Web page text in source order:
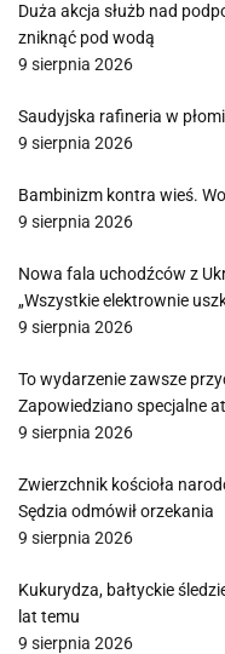
Duża akcja służb nad
zniknąć pod wodą
9 sierpnia 2026
Saudyjska rafineria w
9 sierpnia 2026
Bambinizm kontra wieś.
9 sierpnia 2026
Nowa fala uchodźców z
„Wszystkie elektrownie
9 sierpnia 2026
To wydarzenie zawsze
Zapowiedziano specjalne
9 sierpnia 2026
Zwierzchnik kościoła
Sędzia odmówił orzekania
9 sierpnia 2026
Kukurydza, bałtyckie
lat temu
9 sierpnia 2026